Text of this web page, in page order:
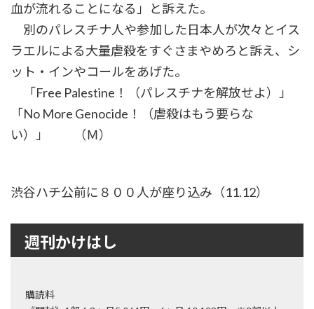
血が流れることになる」と訴えた。
別のパレスチナ人や参加した日本人が次々とイス
ラエルによる大量虐殺をすぐさまやめろと訴え、シ
ット・インやコールをあげた。
「Free Palestine！（パレスチナを解放せよ）」
「No More Genocide！（虐殺はもう要らな
い）」 （Ｍ）
渋谷ハチ公前に８００人が座り込み（11.12）
週刊かけはし
購読料